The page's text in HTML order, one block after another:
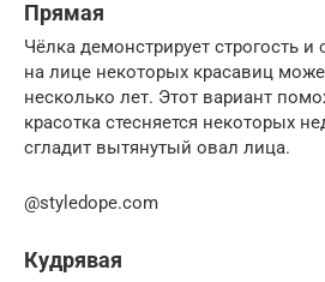
Прямая
Чёлка демонстрирует строгость и
на лице некоторых красавиц
несколько лет. Этот вариант
красотка стесняется некоторых
сгладит вытянутый овал лица.
@styledope.com
Кудрявая